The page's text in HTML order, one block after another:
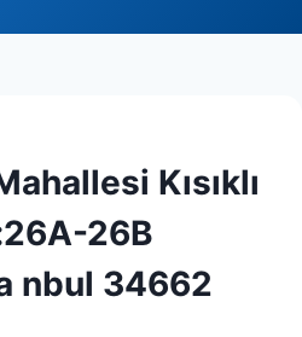
Kısıklı
26B
nbul 34662